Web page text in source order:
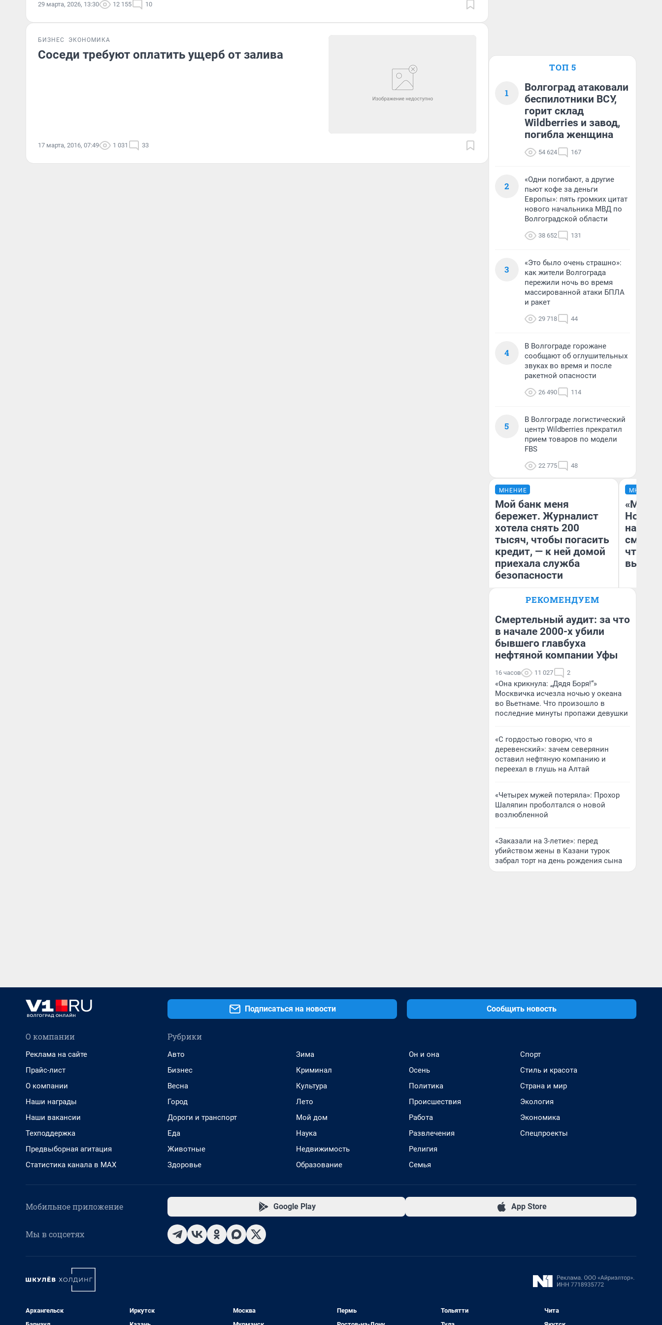
29 марта, 2026, 13:30 12 155 10
БИЗНЕС ЭКОНОМИКА
Соседи требуют оплатить ущерб от залива
17 марта, 2016, 07:49 1 031 33
ТОП 5
1
Волгоград атаковали
беспилотники ВСУ,
горит склад
Wildberries и завод,
погибла женщина
54 624 167
2
«Одни погибают, а другие
пьют кофе за деньги
Европы»: пять громких цитат
нового начальника МВД по
Волгоградской области
38 652 131
3
«Это было очень страшно»:
как жители Волгограда
пережили ночь во время
массированной атаки БПЛА
и ракет
29 718 44
4
В Волгограде горожане
сообщают об оглушительных
звуках во время и после
ракетной опасности
26 490 114
5
В Волгограде логистический
центр Wildberries прекратил
прием товаров по модели
FBS
22 775 48
МНЕНИЕ
Мой банк меня
бережет. Журналист
хотела снять 200
тысяч, чтобы погасить
кредит, — к ней домой
приехала служба
безопасности
Ксения Владимирская
МНЕНИЕ
«Мы
чтобы
РЕКОМЕНДУЕМ
Смертельный аудит: за что
в начале 2000-х убили
бывшего главбуха
нефтяной компании Уфы
16 часов 11 027 2
«Она крикнула: „Дядя Боря!“»
Москвичка исчезла ночью у океана
во Вьетнаме. Что произошло в
последние минуты пропажи девушки
«С гордостью говорю, что я
деревенский»: зачем северянин
оставил нефтяную компанию и
переехал в глушь на Алтай
«Четырех мужей потеряла»: Прохор
Шаляпин проболтался о новой
возлюбленной
«Заказали на 3-летие»: перед
убийством жены в Казани турок
забрал торт на день рождения сына
Подписаться на новости Сообщить новость
О компании
Реклама на сайте
Прайс-лист
О компании
Наши награды
Наши вакансии
Техподдержка
Предвыборная агитация
Статистика канала в MAX
Рубрики
Авто
Бизнес
Весна
Город
Дороги и транспорт
Еда
Животные
Здоровье
Зима
Криминал
Культура
Лето
Мой дом
Наука
Недвижимость
Образование
Он и она
Осень
Политика
Происшествия
Работа
Развлечения
Религия
Семья
Спорт
Стиль и красота
Страна и мир
Экология
Экономика
Спецпроекты
Мобильное приложение Google Play App Store
Мы в соцсетях
Архангельск
Иркутск
Москва
Пермь
Тольятти
Чита